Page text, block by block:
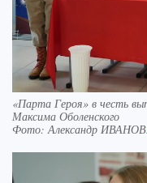
«Парта Героя» в честь
Максима Оболенского
Фото: Александр ИВАНОВ.